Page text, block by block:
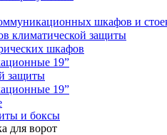
шкафов и
климатической защиты
шкафов
19”
защиты
19”
и боксы
для ворот